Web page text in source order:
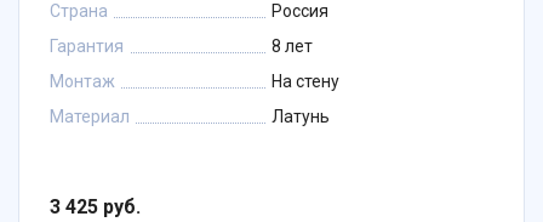
Страна
Россия
Гарантия
8 лет
Монтаж
На стену
Материал
Латунь
3 425 руб.